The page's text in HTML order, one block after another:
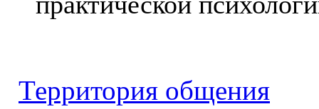
Территория общения